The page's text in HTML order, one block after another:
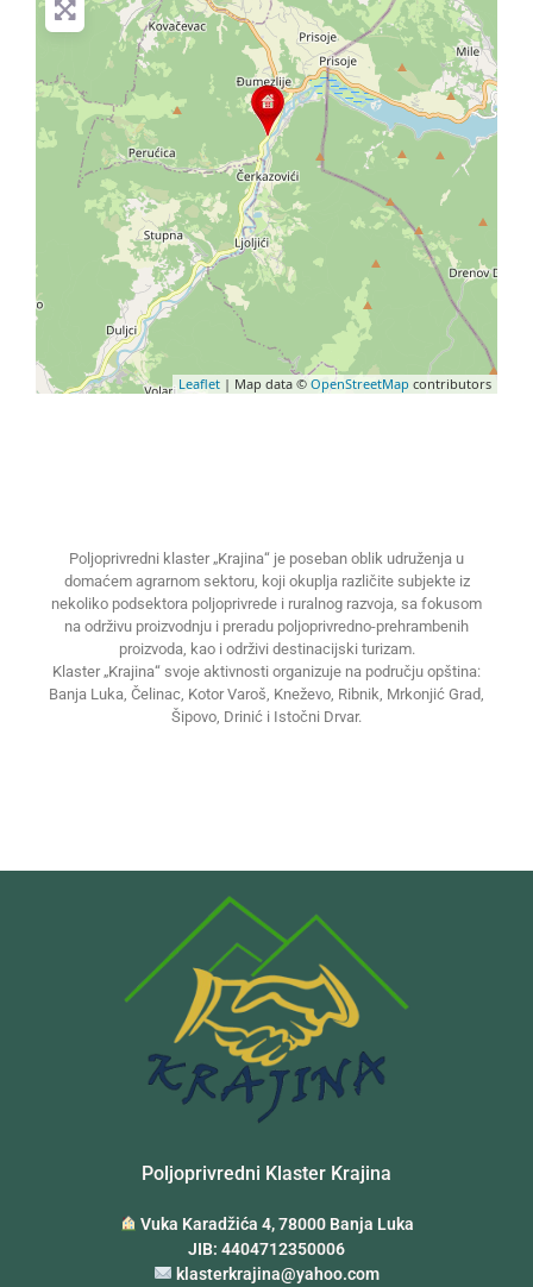
Leaflet | Map data © OpenStreetMap contributors
Poljoprivredni klaster „Krajina“ je poseban oblik udruženja u
domaćem agrarnom sektoru, koji okuplja različite subjekte iz
nekoliko podsektora poljoprivrede i ruralnog razvoja, sa fokusom
na održivu proizvodnju i preradu poljoprivredno-prehrambenih
proizvoda, kao i održivi destinacijski turizam.
Klaster „Krajina“ svoje aktivnosti organizuje na području opština:
Banja Luka, Čelinac, Kotor Varoš, Kneževo, Ribnik, Mrkonjić Grad,
Šipovo, Drinić i Istočni Drvar.
Poljoprivredni Klaster Krajina
Vuka Karadžića 4, 78000 Banja Luka
JIB: 4404712350006
klasterkrajina@yahoo.com